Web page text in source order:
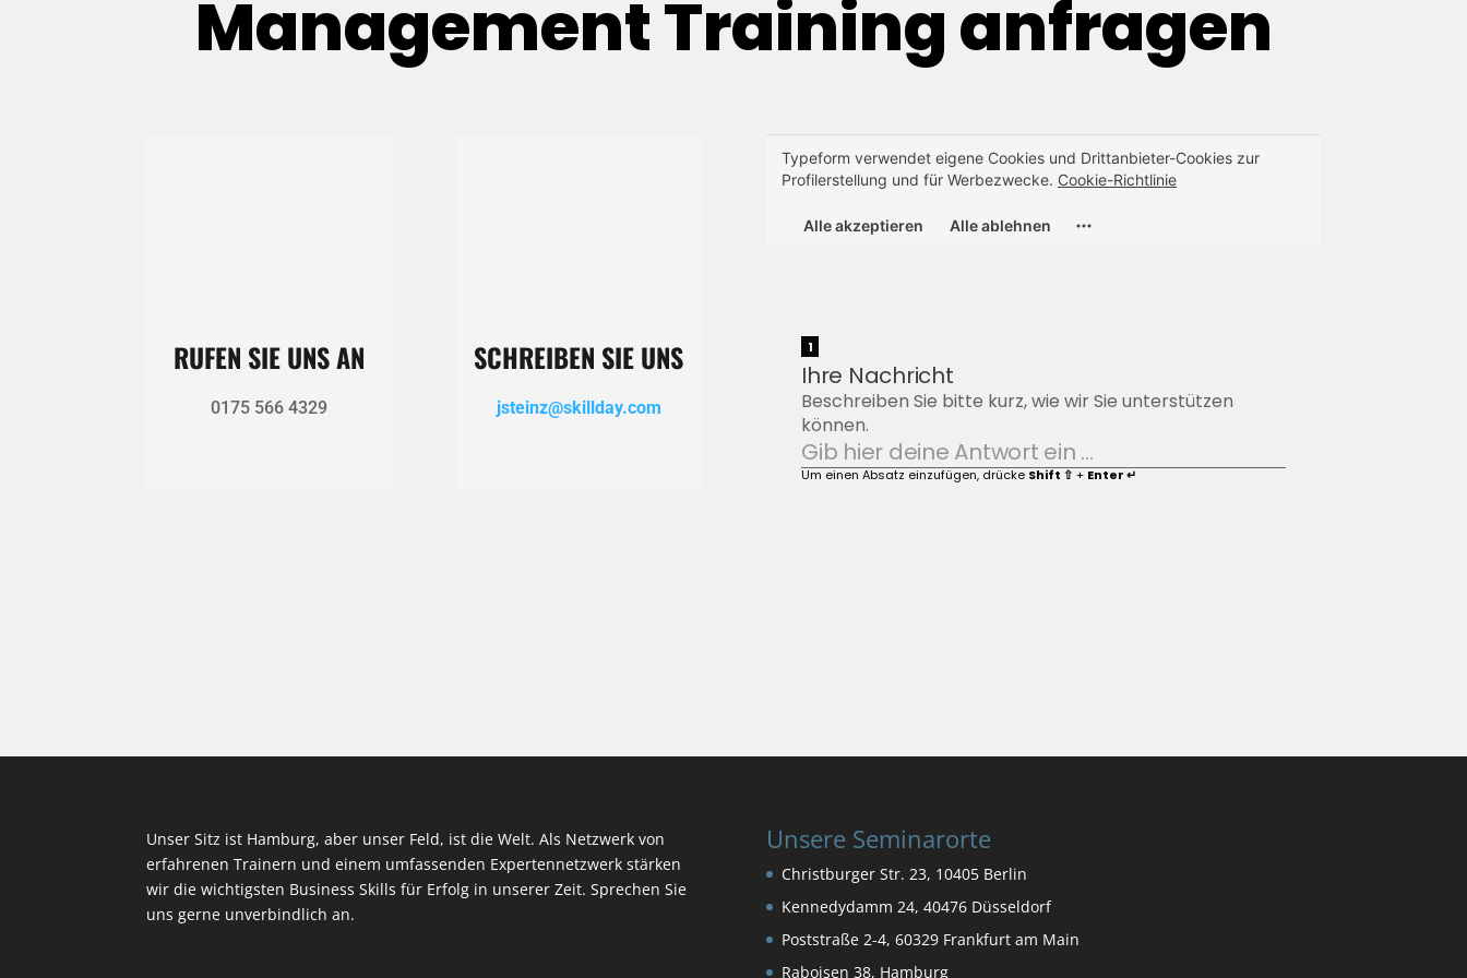
Management Training anfragen
RUFEN SIE UNS AN
0175 566 4329
SCHREIBEN SIE UNS
jsteinz@skillday.com
Unser Sitz ist Hamburg, aber unser Feld, ist die Welt. Als Netzwerk von
erfahrenen Trainern und einem umfassenden Expertennetzwerk stärken
wir die wichtigsten Business Skills für Erfolg in unserer Zeit. Sprechen Sie
uns gerne unverbindlich an.
Unsere Seminarorte
Christburger Str. 23, 10405 Berlin
Kennedydamm 24, 40476 Düsseldorf
Poststraße 2-4, 60329 Frankfurt am Main
Raboisen 38, Hamburg